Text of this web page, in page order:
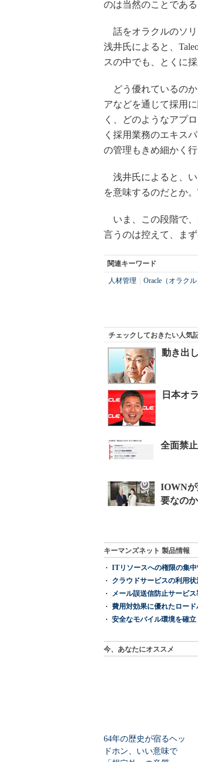
のは当然のことである
話をオラクルのソリ
浅井氏によると、
スの中でも、とくに
どう優れているのか
アなどを通じて採用
く、どのようなアプ
く採用業務のエキス
の管理もきめ細かく行
浅井氏によると、い
を意味するのだとか
いま、この段階で、
言うのは控えて、ま
関連キーワード
人材管理 Oracle（オラクル
チェックしておきたい人気
動き出
日本オ
キーマンズネット 製品情報
ITリソースへの権限の集
クラウドサービスの利用
メール誤送信防止サービ
費用対効果に優れたロー
安全なモバイル環境を確立
今、あなたにオススメ
64年の歴史が宿るヘッ
ドホン、いい意味で